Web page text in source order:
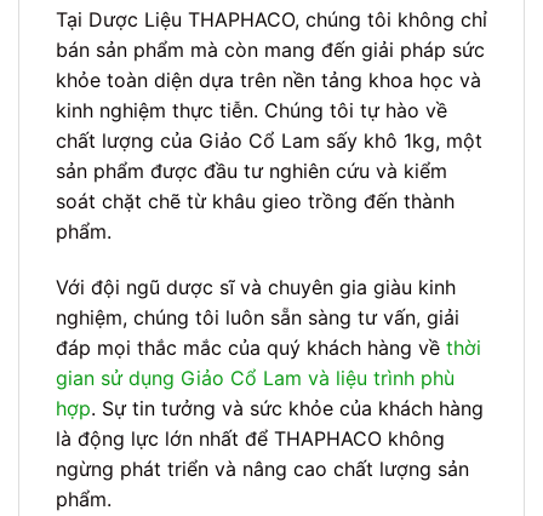
Tại Dược Liệu THAPHACO, chúng tôi không chỉ
bán sản phẩm mà còn mang đến giải pháp sức
khỏe toàn diện dựa trên nền tảng khoa học và
kinh nghiệm thực tiễn. Chúng tôi tự hào về
chất lượng của Giảo Cổ Lam sấy khô 1kg, một
sản phẩm được đầu tư nghiên cứu và kiểm
soát chặt chẽ từ khâu gieo trồng đến thành
phẩm.
Với đội ngũ dược sĩ và chuyên gia giàu kinh
nghiệm, chúng tôi luôn sẵn sàng tư vấn, giải
đáp mọi thắc mắc của quý khách hàng về thời
gian sử dụng Giảo Cổ Lam và liệu trình phù
hợp. Sự tin tưởng và sức khỏe của khách hàng
là động lực lớn nhất để THAPHACO không
ngừng phát triển và nâng cao chất lượng sản
phẩm.